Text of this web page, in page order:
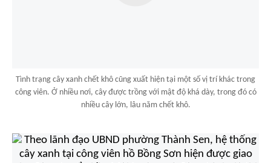
Tình trạng cây xanh chết khô cũng xuất hiện tại một số vị trí khác trong
công viên. Ở nhiều nơi, cây được trồng với mật độ khá dày, trong đó có
nhiều cây lớn, lâu năm chết khô.